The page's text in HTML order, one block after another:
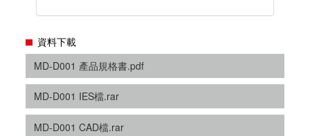
資料下載
MD-D001 產品規格書.pdf
MD-D001 IES檔.rar
MD-D001 CAD檔.rar